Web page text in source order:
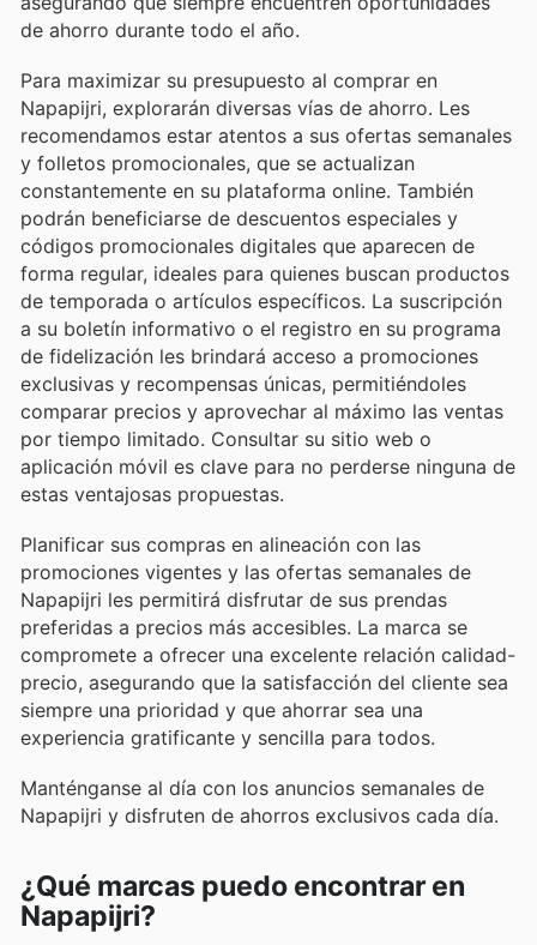
de ahorro durante todo el año.
Para maximizar su presupuesto al comprar en
Napapijri, explorarán diversas vías de ahorro. Les
recomendamos estar atentos a sus ofertas semanales
y folletos promocionales, que se actualizan
constantemente en su plataforma online. También
podrán beneficiarse de descuentos especiales y
códigos promocionales digitales que aparecen de
forma regular, ideales para quienes buscan productos
de temporada o artículos específicos. La suscripción
a su boletín informativo o el registro en su programa
de fidelización les brindará acceso a promociones
exclusivas y recompensas únicas, permitiéndoles
comparar precios y aprovechar al máximo las ventas
por tiempo limitado. Consultar su sitio web o
aplicación móvil es clave para no perderse ninguna de
estas ventajosas propuestas.
Planificar sus compras en alineación con las
promociones vigentes y las ofertas semanales de
Napapijri les permitirá disfrutar de sus prendas
preferidas a precios más accesibles. La marca se
compromete a ofrecer una excelente relación calidad-
precio, asegurando que la satisfacción del cliente sea
siempre una prioridad y que ahorrar sea una
experiencia gratificante y sencilla para todos.
Manténganse al día con los anuncios semanales de
Napapijri y disfruten de ahorros exclusivos cada día.
¿Qué marcas puedo encontrar en
Napapijri?